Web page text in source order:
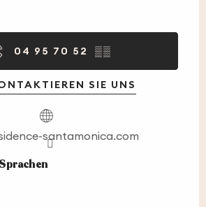
04 95 70 52 ▒▒
SIE UNS
santamonica.com